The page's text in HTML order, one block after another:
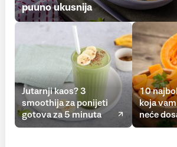
puuno ukusnija
Jutarnji kaos? 3
smoothija za ponijeti
gotova za 5 minuta
10
koja
neće